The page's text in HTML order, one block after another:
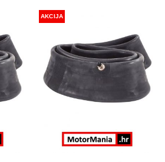
AKCIJA